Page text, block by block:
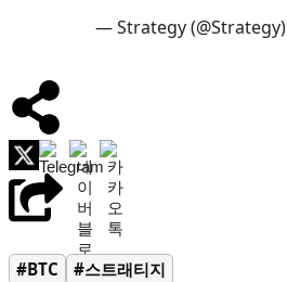
— Strategy (@Strategy)
#BTC #스트래티지